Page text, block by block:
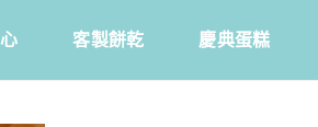
客製餅乾 慶典蛋糕